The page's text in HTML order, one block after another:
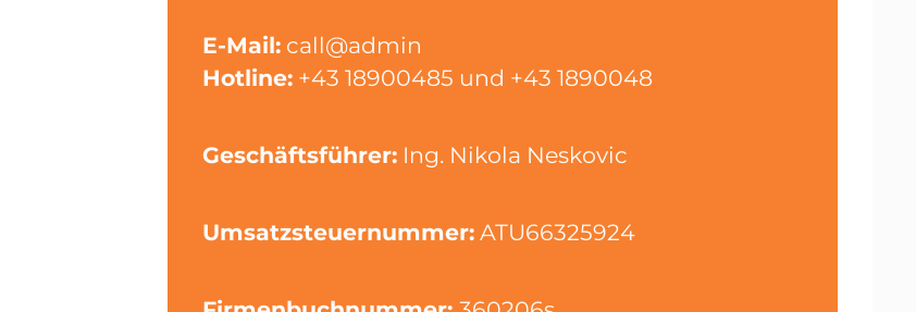
E-Mail:call@admin
Hotline:+43 18900485 und +43 1890048
Geschäftsführer:Ing. Nikola Neskovic
Umsatzsteuernummer:ATU66325924